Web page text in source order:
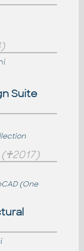
Suite
(♰2017)
(One